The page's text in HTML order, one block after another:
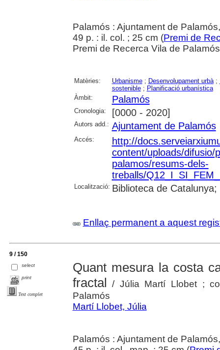
Palamós : Ajuntament de
49 p. : il. col. ; 25 cm (Premi de
Premi de Recerca Vila de
Matèries: Urbanisme; Desenvolupament urbà;
sostenible; Planificació urbanística
Àmbit:
Palamós
Cronologia: [0000 - 2020]
Autors add.: Ajuntament de Palamós
Accés:
http://
content/uploads/difusio/
palamos/resums-dels-
treballs/
Localització: Biblioteca de
Enllaç permanent a aquest
9 / 150
select
print
Text complet
Quant mesura la costa
fractal / Júlia Martí Llobet ;
Palamós
Martí Llobet, Júlia
Palamós : Ajuntament de